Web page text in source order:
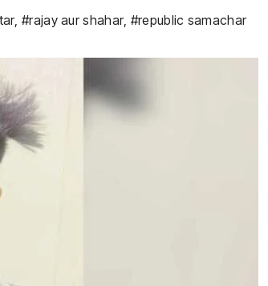
,#rajay aur shahar, #republic samachar